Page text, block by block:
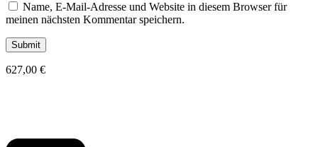
Name, E-Mail-Adresse und Website in diesem Browser für
meinen nächsten Kommentar speichern.
627,00 €